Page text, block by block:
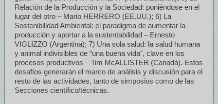
Relación de la Producción y la Sociedad: poniéndose en el
lugar del otro – Mario HERRERO (EE.UU.); 6) La
Sostenibilidad Ambiental: el paradigma de aumentar la
producción y aportar a la sustentabilidad – Ernesto
VIGLIZZO (Argentina); 7) Una sola salud: la salud humana
y animal indivisibles de “una buena vida”, clave en los
procesos productivos – Tim McALLISTER (Canadá). Estos
desafíos generarán el marco de análisis y discusión para el
resto de las actividades, tanto de simposios como de las
Secciones científico/técnicas.